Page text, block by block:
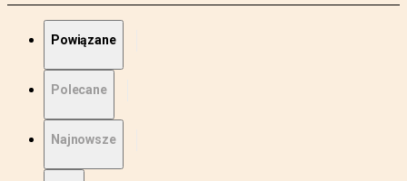
Powiązane
Polecane
Najnowsze